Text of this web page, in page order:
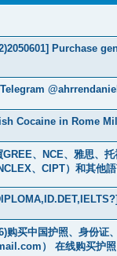
Purchase
Cocaine in Rome
、NCE、雅思、托
、CIPT）和其他
买中国护照、身份证
） 在线购买护